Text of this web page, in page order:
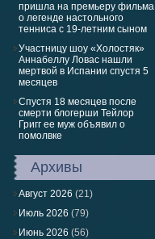
пришла на премьеру фильма
о легенде настольного
тенниса с 19-летним сыном
Участницу шоу «Холостяк»
Аннабеллу Ловас нашли
мертвой в Испании спустя 5
месяцев
Спустя 18 месяцев после
смерти блогерши Тейлор
Григг ее муж объявил о
помолвке
Архивы
Август 2026 (21)
Июль 2026 (79)
Июнь 2026 (56)